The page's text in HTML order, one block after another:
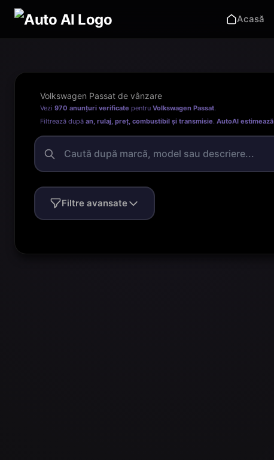
Acasă
Volkswagen Passat de vânzare
Vezi 970 anunțuri verificate pentru Volkswagen Passat.
Filtrează după an, rulaj, preț, combustibil și transmisie. AutoAI estimează
Filtre avansate